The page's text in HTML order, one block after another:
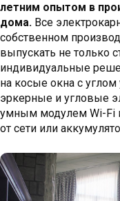
летним опытом в
дома. Все
собственном
выпускать не только
индивидуальные
на косые окна с углом
эркерные и угловые
умным модулем Wi-Fi
от сети или